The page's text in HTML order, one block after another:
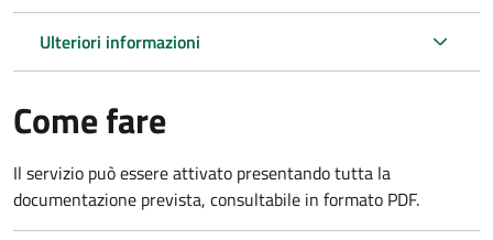
Ulteriori informazioni
Come fare
Il servizio può essere attivato presentando tutta la
documentazione prevista, consultabile in formato PDF.